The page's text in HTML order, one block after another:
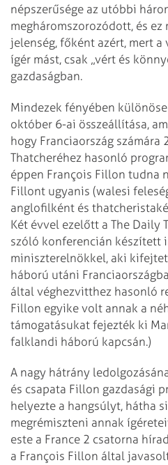
népszerűsége az utóbbi
megháromszorozódott, és
jelenség, főként azért, mert
ígér mást, csak „vért és
gazdaságban.
Mindezek fényében
október 6-ai összeállítása,
hogy Franciaország számára
Thatcheréhez hasonló
éppen François Fillon tudna
Fillont ugyanis (walesi
anglofilként és
Két évvel ezelőtt a The Daily
szóló konferencián készített
miniszterelnökkel, aki
háború utáni
által véghezvitthez hasonló
Fillon egyike volt annak a
támogatásukat fejezték ki
falklandi háború kapcsán.)
A nagy hátrány
és csapata Fillon gazdasági
helyezte a hangsúlyt, hátha
megrémiszteni annak
este a France 2 csatorna
a François Fillon által